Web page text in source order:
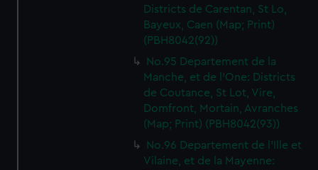
Districts de Carentan, St Lo,
Bayeux, Caen (Map; Print)
(PBH8042(92))
No.95 Departement de la
Manche, et de l'One: Districts
de Coutance, St Lot, Vire,
Domfront, Mortain, Avranches
(Map; Print) (PBH8042(93))
No.96 Departement de l'Ille et
Vilaine, et de la Mayenne: